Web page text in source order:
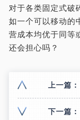
对于各类固定式破
如一个可以移动的
营成本均优于同等
还会担心吗？
上一篇：
下一篇：